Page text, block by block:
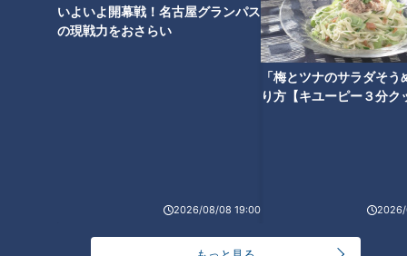
いよいよ開幕戦！名古屋グランパス
の現戦力をおさらい
2026/08/08 19:00
「梅とツナのサラダそう
り方【キユーピー３分ク
2026/
は？愛知・あま市の“極上塩タ
ン”も調査
タグ
小川実桜